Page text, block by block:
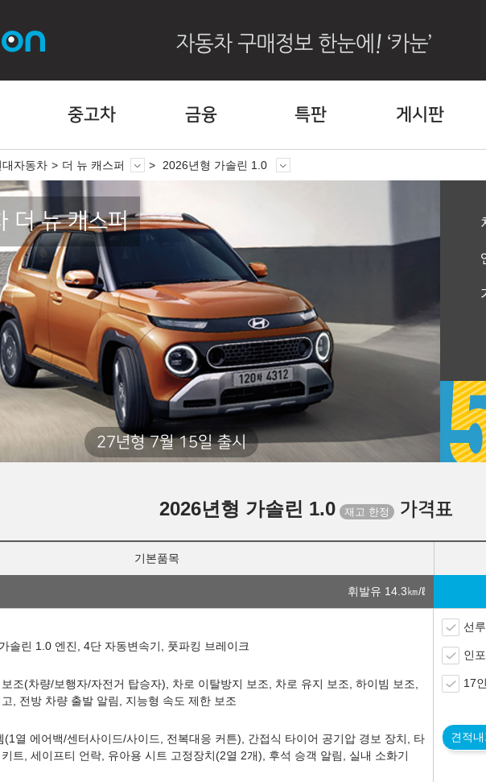
중고차 금융 특판 게시판
대자동차 더 뉴 캐스퍼 2026년형 가솔린 1.0
더 뉴 캐스퍼
27년형 7월 15일 출시
2026년형 가솔린 1.0 가격표
기본품목
휘발유 14.3㎞/ℓ
솔린 1.0 엔진, 4단 자동변속기, 풋파킹 브레이크
조(차량/보행자/자전거 탑승자), 차로 이탈방지 보조, 차로 유지 보조, 하이빔 보조,
, 전방 차량 출발 알림, 지능형 속도 제한 보조
(1열 에어백/센터사이드/사이드, 전복대응 커튼), 간접식 타이어 공기압 경보 장치, 타
트, 세이프티 언락, 유아용 시트 고정장치(2열 2개), 후석 승객 알림, 실내 소화기
선
인
17
견적